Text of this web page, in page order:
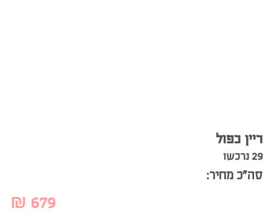
ריין כפול
29 נרכשו
סה”כ מחיר:
₪ 679